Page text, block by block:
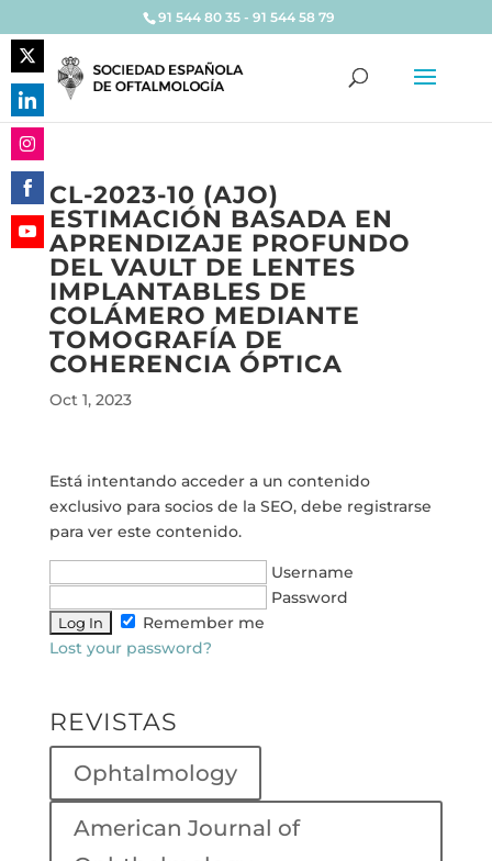
91 544 80 35 - 91 544 58 79
CL-2023-10 (AJO)
ESTIMACIÓN BASADA EN
APRENDIZAJE PROFUNDO
DEL VAULT DE LENTES
IMPLANTABLES DE
COLÁMERO MEDIANTE
TOMOGRAFÍA DE
COHERENCIA ÓPTICA
Oct 1, 2023
Está intentando acceder a un contenido
exclusivo para socios de la SEO, debe registrarse
para ver este contenido.
Username
Password
Remember me
Lost your password?
REVISTAS
Ophtalmology
American Journal of
Share
on
Twitter
Share
on
LinkedIn
Share
on
Instagram
Share
on
Facebook
Share
YouTube